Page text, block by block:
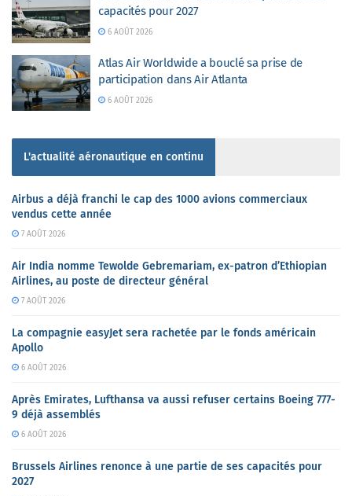
capacités pour 2027
6 AOÛT 2026
Atlas Air Worldwide a bouclé sa prise de
participation dans Air Atlanta
6 AOÛT 2026
L'actualité aéronautique en continu
Airbus a déjà franchi le cap des 1000 avions commerciaux
vendus cette année
7 AOÛT 2026
Air India nomme Tewolde Gebremariam, ex-patron d’Ethiopian
Airlines, au poste de directeur général
7 AOÛT 2026
La compagnie easyJet sera rachetée par le fonds américain
Apollo
6 AOÛT 2026
Après Emirates, Lufthansa va aussi refuser certains Boeing 777-
9 déjà assemblés
6 AOÛT 2026
Brussels Airlines renonce à une partie de ses capacités pour
2027